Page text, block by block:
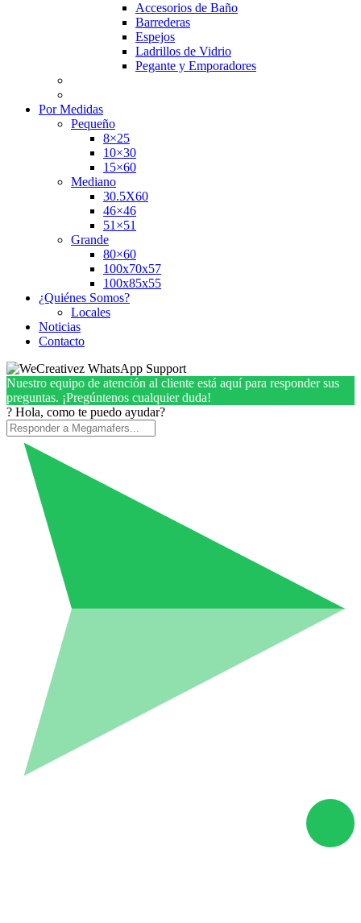
Accesorios de Baño
Barrederas
Espejos
Ladrillos de Vidrio
Pegante y Emporadores
Por Medidas
Pequeño
8×25
10×30
15×60
Mediano
30.5X60
46×46
51×51
Grande
80×60
100x70x57
100x85x55
¿Quiénes Somos?
Locales
Noticias
Contacto
Nuestro equipo de atención al cliente está aquí para responder sus
preguntas. ¡Pregúntenos cualquier duda!
? Hola, como te puedo ayudar?